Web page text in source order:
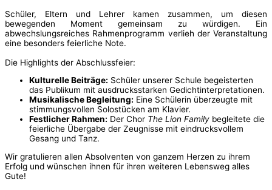
Schüler, Eltern und Lehrer kamen zusammen, um diesen
bewegenden Moment gemeinsam zu würdigen. Ein
abwechslungsreiches Rahmenprogramm verlieh der Veranstaltung
eine besonders feierliche Note.
Die Highlights der Abschlussfeier:
Kulturelle Beiträge: Schüler unserer Schule begeisterten
das Publikum mit ausdrucksstarken Gedichtinterpretationen.
Musikalische Begleitung: Eine Schülerin überzeugte mit
stimmungsvollen Solostücken am Klavier.
Festlicher Rahmen: Der Chor The Lion Family begleitete die
feierliche Übergabe der Zeugnisse mit eindrucksvollem
Gesang und Tanz.
Wir gratulieren allen Absolventen von ganzem Herzen zu ihrem
Erfolg und wünschen ihnen für ihren weiteren Lebensweg alles
Gute!